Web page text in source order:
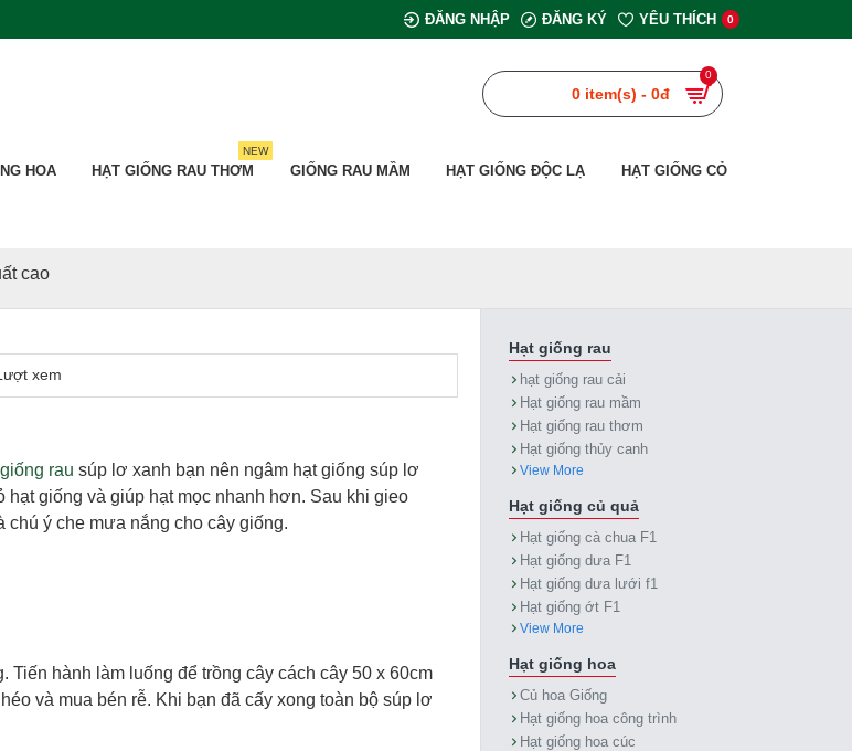
ĐĂNG NHẬP ĐĂNG KÝ YÊU THÍCH 0
0 item(s) - 0đ
0
HOA HẠT GIỐNG RAU THƠM
NEW
GIỐNG RAU MẦM HẠT GIỐNG ĐỘC LẠ HẠT GIỐNG CỎ
cao
xem
rau súp lơ xanh bạn nên ngâm hạt giống súp lơ
giống và giúp hạt mọc nhanh hơn. Sau khi gieo
chú ý che mưa nắng cho cây giống.
hành làm luống để trồng cây cách cây 50 x 60cm
và mua bén rễ. Khi bạn đã cấy xong toàn bộ súp lơ
Hạt giống rau
hạt giống rau cải
Hạt giống rau mầm
Hạt giống rau thơm
Hạt giống thủy canh
View More
Hạt giống củ quả
Hạt giống cà chua F1
Hạt giống dưa F1
Hạt giống dưa lưới f1
Hạt giống ớt F1
View More
Hạt giống hoa
Củ hoa Giống
Hạt giống hoa công trình
Hạt giống hoa cúc